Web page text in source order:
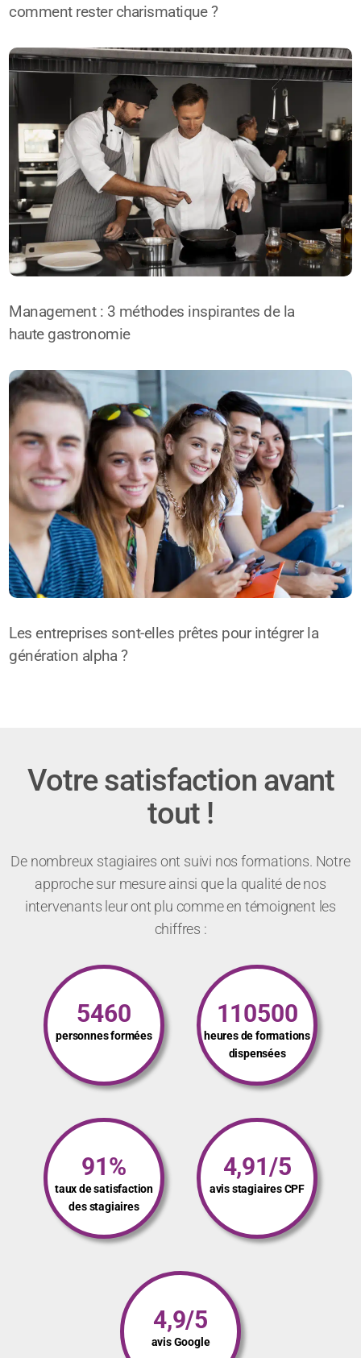
comment rester charismatique ?
Management : 3 méthodes inspirantes de la
haute gastronomie
Les entreprises sont-elles prêtes pour intégrer la
génération alpha ?
Votre satisfaction avant
tout !
De nombreux stagiaires ont suivi nos formations. Notre
approche sur mesure ainsi que la qualité de nos
intervenants leur ont plu comme en témoignent les
chiffres :
5460
personnes formées
110500
heures de formations
dispensées
91%
taux de satisfaction
des stagiaires
4,91/5
avis stagiaires CPF
4,9/5
avis Google